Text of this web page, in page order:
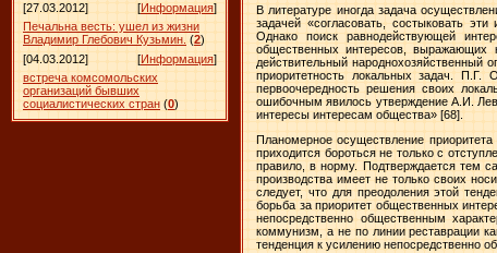
[27.03.2012]
[Информация]
Печальна весть: ушел из жизни
Владимир Глебович Кузьмин. (2)
[04.03.2012]
[Информация]
встреча комсомольских
организаций бывших
социалистических стран (0)
В литературе иногда задача
задачей «согласовать, состыковать
Однако поиск равнодействующей
общественных интересов, выражающих
действительный народнохозяйственный
приоритетность локальных задач. П.Г.
первоочередность решения своих
ошибочным явилось утверждение А.И.
интересы интересам общества» [68].
Планомерное осуществление
приходится бороться не только с
правило, в норму. Подтверждается тем
производства имеет не только своих
следует, что для преодоления этой
борьба за приоритет общественных
непосредственно общественным
коммунизм, а не по линии реставрации
тенденция к усилению непосредственно